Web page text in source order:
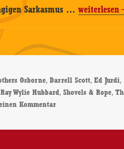
Sarkasmus …Hayes
We’re
Human
–
Review
weiterlesen
Osborne,Darrell Scott,Ed Jurdi,
Ray Wylie Hubbard,Shovels & Rope,
Kommentarzu Hayes Carll –